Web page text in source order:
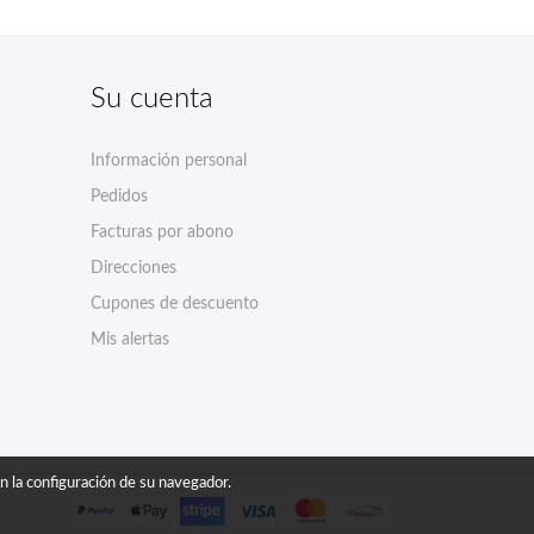
Su cuenta
Información personal
Pedidos
Facturas por abono
Direcciones
Cupones de descuento
Mis alertas
la configuración de su navegador.